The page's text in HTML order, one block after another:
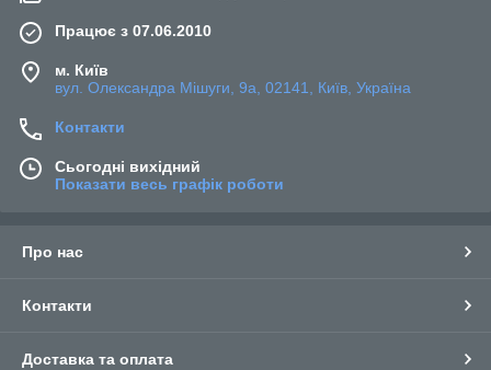
Працює з 07.06.2010
м. Київ
вул. Олександра Мішуги, 9а, 02141, Київ, Україна
Контакти
Сьогодні вихідний
Показати весь графік роботи
Про нас
Контакти
Доставка та оплата